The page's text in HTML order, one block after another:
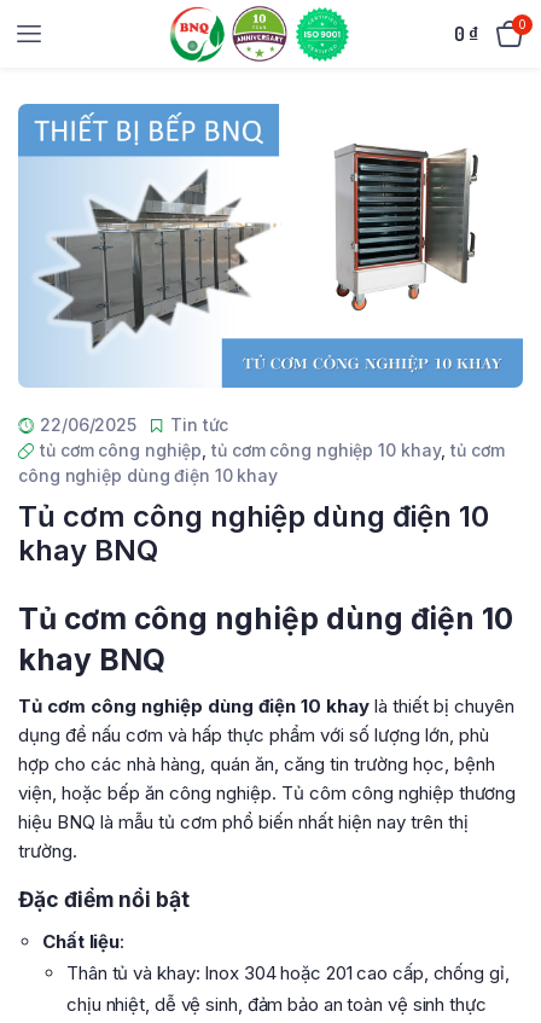
0 ₫ 0
22/06/2025
Tin tức
tủ cơm công nghiệp ,tủ cơm công nghiệp 10 khay,tủ cơm
công nghiệp dùng điện 10 khay
Tủ cơm công nghiệp dùng điện 10
khay BNQ
Tủ cơm công nghiệp dùng điện 10
khay BNQ
Tủ cơm công nghiệp dùng điện 10 khay là thiết bị chuyên
dụng để nấu cơm và hấp thực phẩm với số lượng lớn, phù
hợp cho các nhà hàng, quán ăn, căng tin trường học, bệnh
viện, hoặc bếp ăn công nghiệp. Tủ côm công nghiệp thương
hiệu BNQ là mẫu tủ cơm phổ biến nhất hiện nay trên thị
trường.
Đặc điểm nổi bật
Chất liệu:
Thân tủ và khay: Inox 304 hoặc 201 cao cấp, chống gỉ,
chịu nhiệt, dễ vệ sinh, đảm bảo an toàn vệ sinh thực